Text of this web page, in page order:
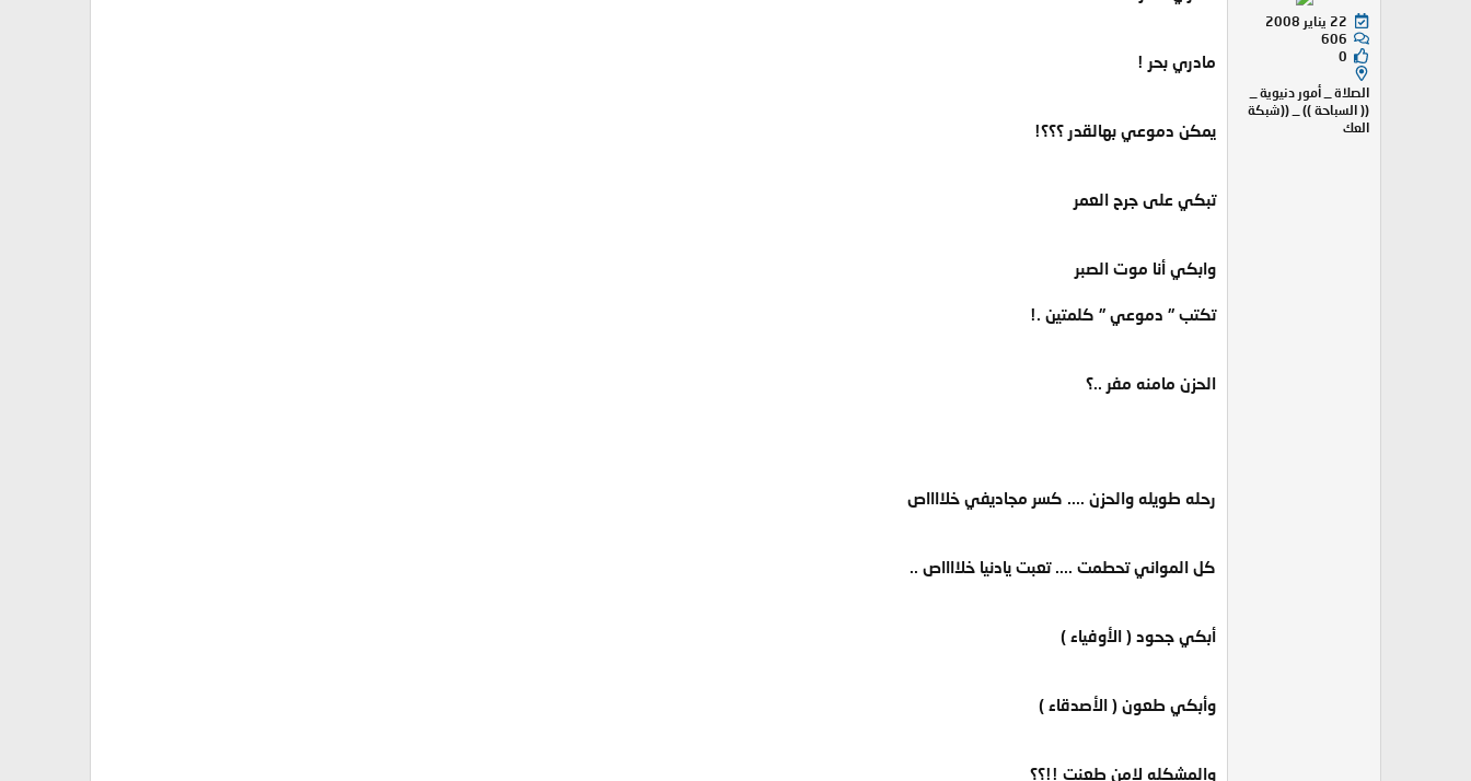
22 يناير 2008
606
0
الصلاة _ أمور دنيوية _
(( السباحة )) _ ((شبكة
العك
مادري بحر !
يمكن دموعي بهالقدر ؟؟؟!
تبكي على جرح العمر
وابكي أنا موت الصبر
تكتب " دموعي " كلمتين .!
الحزن مامنه مفر ..؟
رحله طويله والحزن .... كسر مجاديفي خلااااص
كل المواني تحطمت .... تعبت يادنيا خلااااص ..
أبكي جحود ( الأوفياء )
وأبكي طعون ( الأصدقاء )
والمشكله لامن طعنت !!؟؟